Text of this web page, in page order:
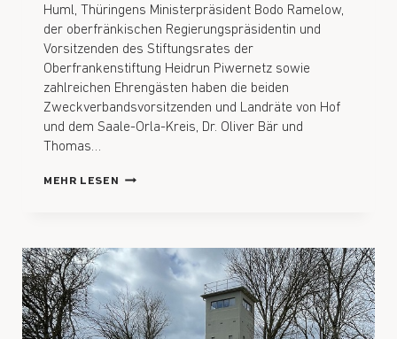
Huml, Thüringens Ministerpräsident Bodo Ramelow,
der oberfränkischen Regierungspräsidentin und
Vorsitzenden des Stiftungsrates der
Oberfrankenstiftung Heidrun Piwernetz sowie
zahlreichen Ehrengästen haben die beiden
Zweckverbandsvorsitzenden und Landräte von Hof
und dem Saale-Orla-Kreis, Dr. Oliver Bär und
Thomas…
MEHR LESEN